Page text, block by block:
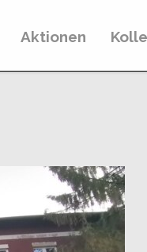
Aktionen